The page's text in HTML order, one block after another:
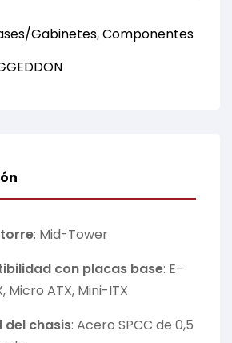
Gabinetes,Componentes
: Mid-Tower
con placas base: E-
Micro ATX, Mini-ITX
del chasis: Acero SPCC de 0,5